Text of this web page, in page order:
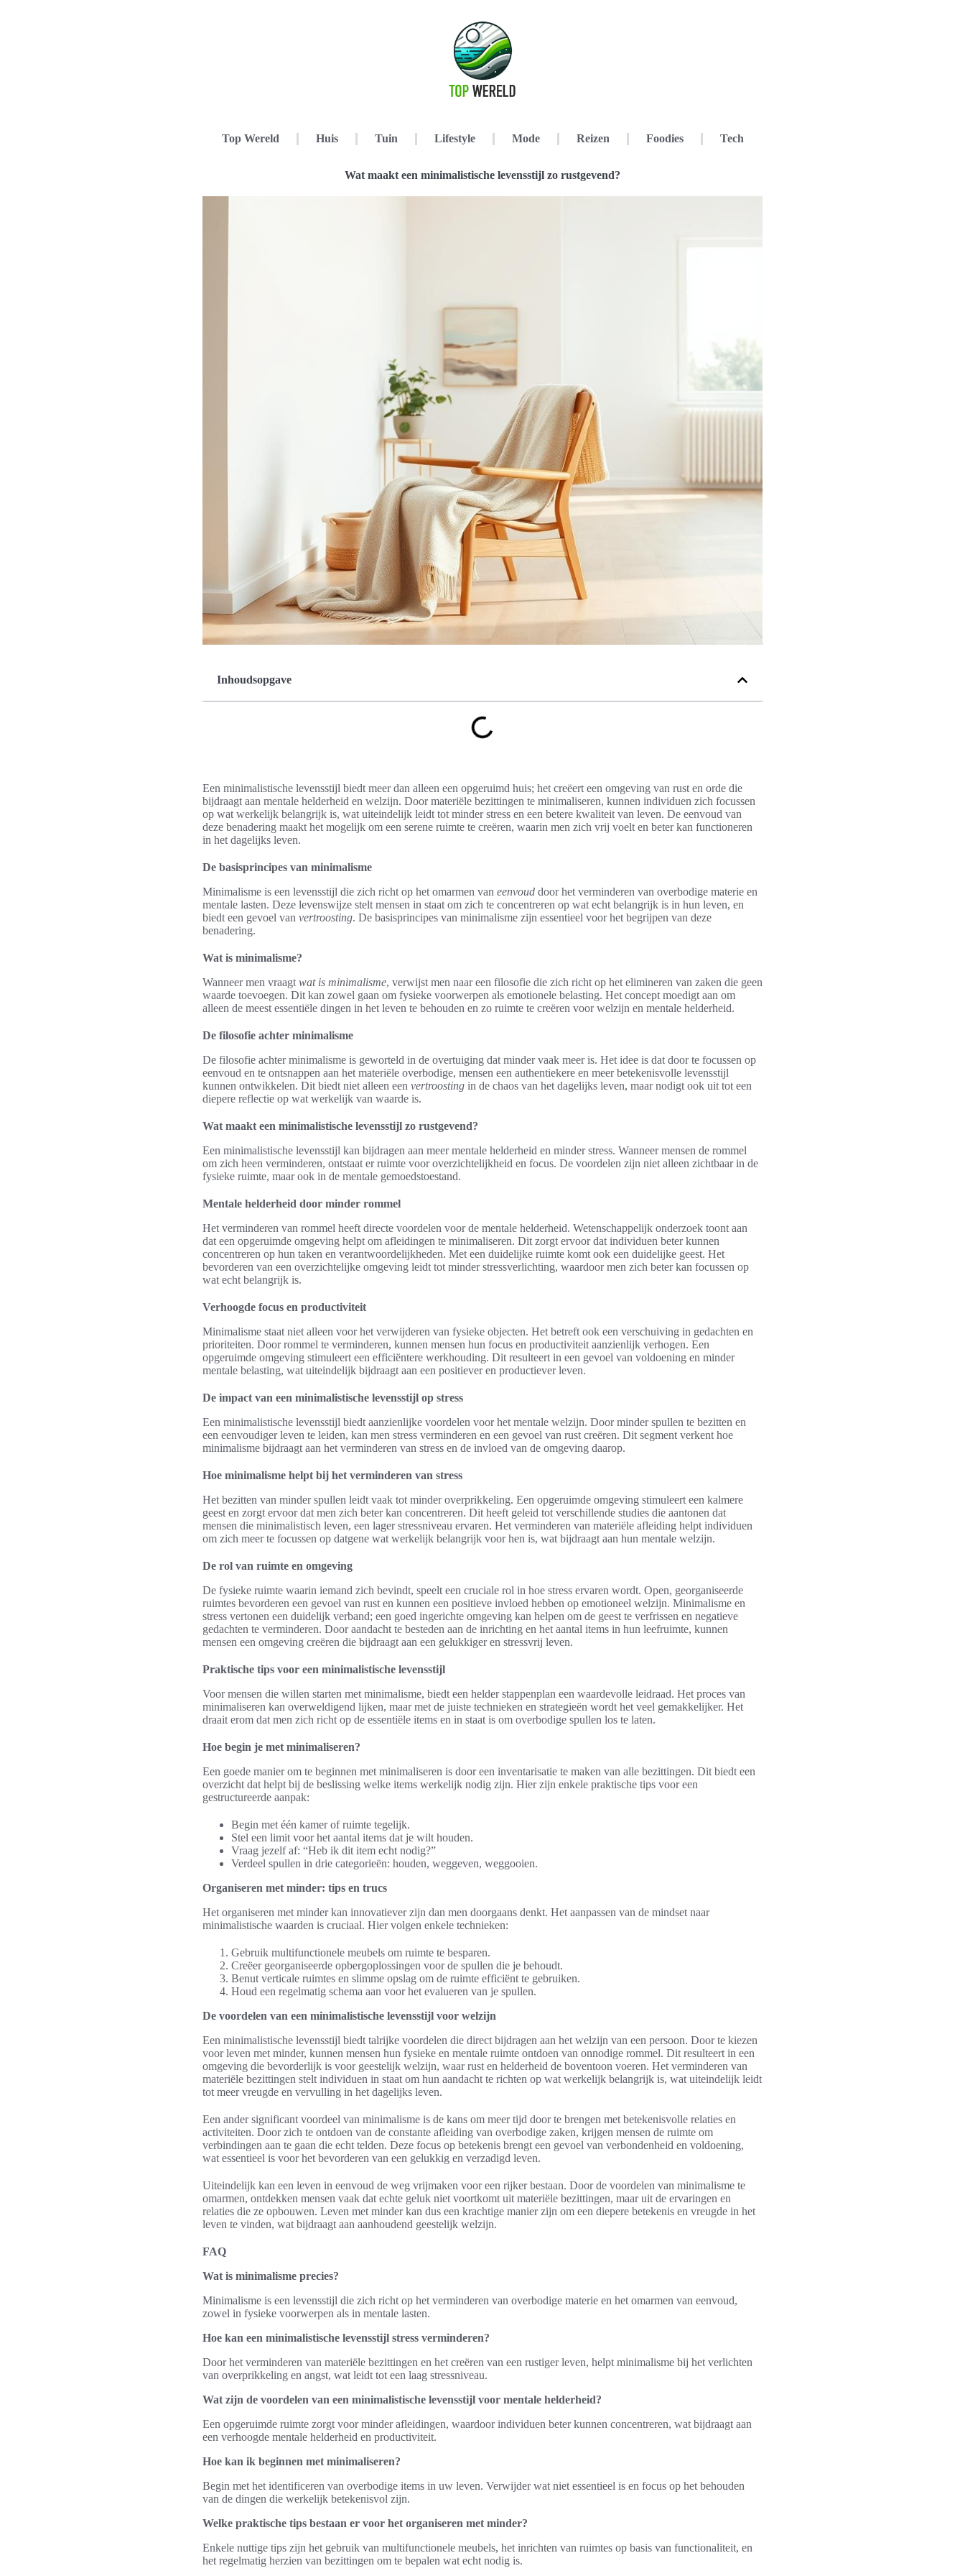
Top Wereld Huis Tuin Lifestyle Mode Reizen Foodies Tech
Wat maakt een minimalistische levensstijl zo rustgevend?
Inhoudsopgave
Een minimalistische levensstijl biedt meer dan alleen een opgeruimd huis; het creëert een omgeving van rust en orde die
bijdraagt aan mentale helderheid en welzijn. Door materiële bezittingen te minimaliseren, kunnen individuen zich focussen
op wat werkelijk belangrijk is, wat uiteindelijk leidt tot minder stress en een betere kwaliteit van leven. De eenvoud van
deze benadering maakt het mogelijk om een serene ruimte te creëren, waarin men zich vrij voelt en beter kan functioneren
in het dagelijks leven.
De basisprincipes van minimalisme
Minimalisme is een levensstijl die zich richt op het omarmen van eenvoud door het verminderen van overbodige materie en
mentale lasten. Deze levenswijze stelt mensen in staat om zich te concentreren op wat echt belangrijk is in hun leven, en
biedt een gevoel van vertroosting. De basisprincipes van minimalisme zijn essentieel voor het begrijpen van deze
benadering.
Wat is minimalisme?
Wanneer men vraagt wat is minimalisme, verwijst men naar een filosofie die zich richt op het elimineren van zaken die geen
waarde toevoegen. Dit kan zowel gaan om fysieke voorwerpen als emotionele belasting. Het concept moedigt aan om
alleen de meest essentiële dingen in het leven te behouden en zo ruimte te creëren voor welzijn en mentale helderheid.
De filosofie achter minimalisme
De filosofie achter minimalisme is geworteld in de overtuiging dat minder vaak meer is. Het idee is dat door te focussen op
eenvoud en te ontsnappen aan het materiële overbodige, mensen een authentiekere en meer betekenisvolle levensstijl
kunnen ontwikkelen. Dit biedt niet alleen een vertroosting in de chaos van het dagelijks leven, maar nodigt ook uit tot een
diepere reflectie op wat werkelijk van waarde is.
Wat maakt een minimalistische levensstijl zo rustgevend?
Een minimalistische levensstijl kan bijdragen aan meer mentale helderheid en minder stress. Wanneer mensen de rommel
om zich heen verminderen, ontstaat er ruimte voor overzichtelijkheid en focus. De voordelen zijn niet alleen zichtbaar in de
fysieke ruimte, maar ook in de mentale gemoedstoestand.
Mentale helderheid door minder rommel
Het verminderen van rommel heeft directe voordelen voor de mentale helderheid. Wetenschappelijk onderzoek toont aan
dat een opgeruimde omgeving helpt om afleidingen te minimaliseren. Dit zorgt ervoor dat individuen beter kunnen
concentreren op hun taken en verantwoordelijkheden. Met een duidelijke ruimte komt ook een duidelijke geest. Het
bevorderen van een overzichtelijke omgeving leidt tot minder stressverlichting, waardoor men zich beter kan focussen op
wat echt belangrijk is.
Verhoogde focus en productiviteit
Minimalisme staat niet alleen voor het verwijderen van fysieke objecten. Het betreft ook een verschuiving in gedachten en
prioriteiten. Door rommel te verminderen, kunnen mensen hun focus en productiviteit aanzienlijk verhogen. Een
opgeruimde omgeving stimuleert een efficiëntere werkhouding. Dit resulteert in een gevoel van voldoening en minder
mentale belasting, wat uiteindelijk bijdraagt aan een positiever en productiever leven.
De impact van een minimalistische levensstijl op stress
Een minimalistische levensstijl biedt aanzienlijke voordelen voor het mentale welzijn. Door minder spullen te bezitten en
een eenvoudiger leven te leiden, kan men stress verminderen en een gevoel van rust creëren. Dit segment verkent hoe
minimalisme bijdraagt aan het verminderen van stress en de invloed van de omgeving daarop.
Hoe minimalisme helpt bij het verminderen van stress
Het bezitten van minder spullen leidt vaak tot minder overprikkeling. Een opgeruimde omgeving stimuleert een kalmere
geest en zorgt ervoor dat men zich beter kan concentreren. Dit heeft geleid tot verschillende studies die aantonen dat
mensen die minimalistisch leven, een lager stressniveau ervaren. Het verminderen van materiële afleiding helpt individuen
om zich meer te focussen op datgene wat werkelijk belangrijk voor hen is, wat bijdraagt aan hun mentale welzijn.
De rol van ruimte en omgeving
De fysieke ruimte waarin iemand zich bevindt, speelt een cruciale rol in hoe stress ervaren wordt. Open, georganiseerde
ruimtes bevorderen een gevoel van rust en kunnen een positieve invloed hebben op emotioneel welzijn. Minimalisme en
stress vertonen een duidelijk verband; een goed ingerichte omgeving kan helpen om de geest te verfrissen en negatieve
gedachten te verminderen. Door aandacht te besteden aan de inrichting en het aantal items in hun leefruimte, kunnen
mensen een omgeving creëren die bijdraagt aan een gelukkiger en stressvrij leven.
Praktische tips voor een minimalistische levensstijl
Voor mensen die willen starten met minimalisme, biedt een helder stappenplan een waardevolle leidraad. Het proces van
minimaliseren kan overweldigend lijken, maar met de juiste technieken en strategieën wordt het veel gemakkelijker. Het
draait erom dat men zich richt op de essentiële items en in staat is om overbodige spullen los te laten.
Hoe begin je met minimaliseren?
Een goede manier om te beginnen met minimaliseren is door een inventarisatie te maken van alle bezittingen. Dit biedt een
overzicht dat helpt bij de beslissing welke items werkelijk nodig zijn. Hier zijn enkele praktische tips voor een
gestructureerde aanpak:
Begin met één kamer of ruimte tegelijk.
Stel een limit voor het aantal items dat je wilt houden.
Vraag jezelf af: “Heb ik dit item echt nodig?”
Verdeel spullen in drie categorieën: houden, weggeven, weggooien.
Organiseren met minder: tips en trucs
Het organiseren met minder kan innovatiever zijn dan men doorgaans denkt. Het aanpassen van de mindset naar
minimalistische waarden is cruciaal. Hier volgen enkele technieken:
Gebruik multifunctionele meubels om ruimte te besparen.
Creëer georganiseerde opbergoplossingen voor de spullen die je behoudt.
Benut verticale ruimtes en slimme opslag om de ruimte efficiënt te gebruiken.
Houd een regelmatig schema aan voor het evalueren van je spullen.
De voordelen van een minimalistische levensstijl voor welzijn
Een minimalistische levensstijl biedt talrijke voordelen die direct bijdragen aan het welzijn van een persoon. Door te kiezen
voor leven met minder, kunnen mensen hun fysieke en mentale ruimte ontdoen van onnodige rommel. Dit resulteert in een
omgeving die bevorderlijk is voor geestelijk welzijn, waar rust en helderheid de boventoon voeren. Het verminderen van
materiële bezittingen stelt individuen in staat om hun aandacht te richten op wat werkelijk belangrijk is, wat uiteindelijk leidt
tot meer vreugde en vervulling in het dagelijks leven.
Een ander significant voordeel van minimalisme is de kans om meer tijd door te brengen met betekenisvolle relaties en
activiteiten. Door zich te ontdoen van de constante afleiding van overbodige zaken, krijgen mensen de ruimte om
verbindingen aan te gaan die echt telden. Deze focus op betekenis brengt een gevoel van verbondenheid en voldoening,
wat essentieel is voor het bevorderen van een gelukkig en verzadigd leven.
Uiteindelijk kan een leven in eenvoud de weg vrijmaken voor een rijker bestaan. Door de voordelen van minimalisme te
omarmen, ontdekken mensen vaak dat echte geluk niet voortkomt uit materiële bezittingen, maar uit de ervaringen en
relaties die ze opbouwen. Leven met minder kan dus een krachtige manier zijn om een diepere betekenis en vreugde in het
leven te vinden, wat bijdraagt aan aanhoudend geestelijk welzijn.
FAQ
Wat is minimalisme precies?
Minimalisme is een levensstijl die zich richt op het verminderen van overbodige materie en het omarmen van eenvoud,
zowel in fysieke voorwerpen als in mentale lasten.
Hoe kan een minimalistische levensstijl stress verminderen?
Door het verminderen van materiële bezittingen en het creëren van een rustiger leven, helpt minimalisme bij het verlichten
van overprikkeling en angst, wat leidt tot een laag stressniveau.
Wat zijn de voordelen van een minimalistische levensstijl voor mentale helderheid?
Een opgeruimde ruimte zorgt voor minder afleidingen, waardoor individuen beter kunnen concentreren, wat bijdraagt aan
een verhoogde mentale helderheid en productiviteit.
Hoe kan ik beginnen met minimaliseren?
Begin met het identificeren van overbodige items in uw leven. Verwijder wat niet essentieel is en focus op het behouden
van de dingen die werkelijk betekenisvol zijn.
Welke praktische tips bestaan er voor het organiseren met minder?
Enkele nuttige tips zijn het gebruik van multifunctionele meubels, het inrichten van ruimtes op basis van functionaliteit, en
het regelmatig herzien van bezittingen om te bepalen wat echt nodig is.